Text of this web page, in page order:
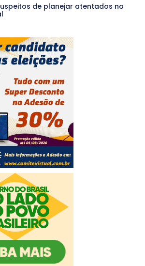
de planejar atentados no